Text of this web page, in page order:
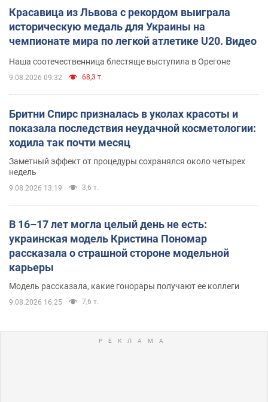
Красавица из Львова с рекордом выиграла
историческую медаль для Украины на
чемпионате мира по легкой атлетике U20. Видео
Наша соотечественница блестяще выступила в Орегоне
9.08.2026 09:32 68,3 т.
Бритни Спирс призналась в уколах красоты и
показала последствия неудачной косметологии:
ходила так почти месяц
Заметный эффект от процедуры сохранялся около четырех
недель
9.08.2026 13:19 3,6 т.
В 16–17 лет могла целый день не есть:
украинская модель Кристина Пономар
рассказала о страшной стороне модельной
карьеры
Модель рассказала, какие гонорары получают ее коллеги
9.08.2026 16:25 7,6 т.